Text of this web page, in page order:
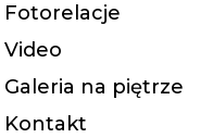
Fotorelacje
Video
Galeria na piętrze
Kontakt